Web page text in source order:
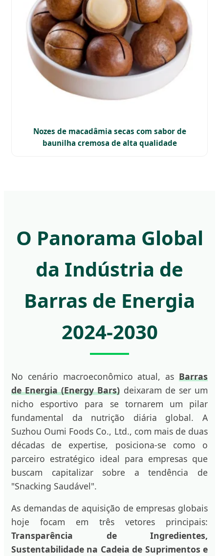
Nozes de macadâmia secas com sabor de
baunilha cremosa de alta qualidade
O Panorama Global
da Indústria de
Barras de Energia
2024-2030
No cenário macroeconômico atual, as Barras
de Energia (Energy Bars) deixaram de ser um
nicho esportivo para se tornarem um pilar
fundamental da nutrição diária global. A
Suzhou Oumi Foods Co., Ltd., com mais de duas
décadas de expertise, posiciona-se como o
parceiro estratégico ideal para empresas que
buscam capitalizar sobre a tendência de
"Snacking Saudável".
As demandas de aquisição de empresas globais
hoje focam em três vetores principais:
Transparência de Ingredientes,
Sustentabilidade na Cadeia de Suprimentos e